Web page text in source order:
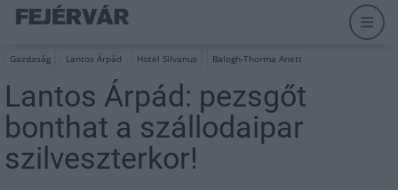
Gazdaság Lantos Árpád Hotel Silvanus Balogh-Thorma Anett
Lantos Árpád: pezsgőt
bonthat a szállodaipar
szilveszterkor!